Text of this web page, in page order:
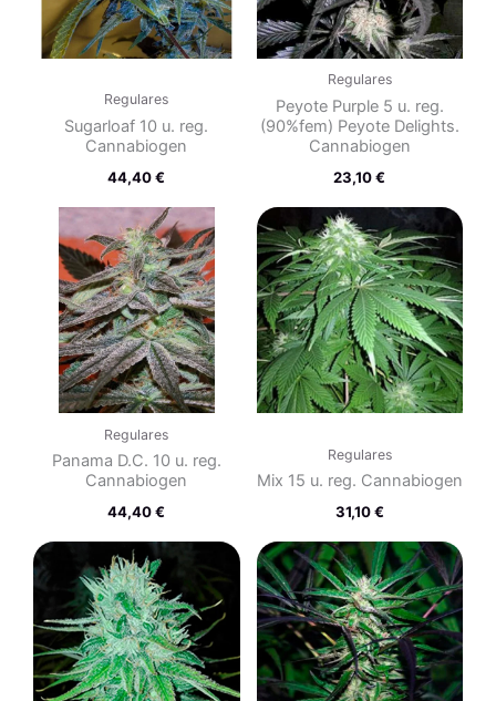
Regulares
Sugarloaf 10 u. reg.
Cannabiogen
44,40€
Regulares
Peyote Purple 5 u. reg.
(90%fem) Peyote Delights.
Cannabiogen
23,10€
Regulares
Panama D.C. 10 u. reg.
Cannabiogen
44,40€
Regulares
Mix 15 u. reg. Cannabiogen
31,10€